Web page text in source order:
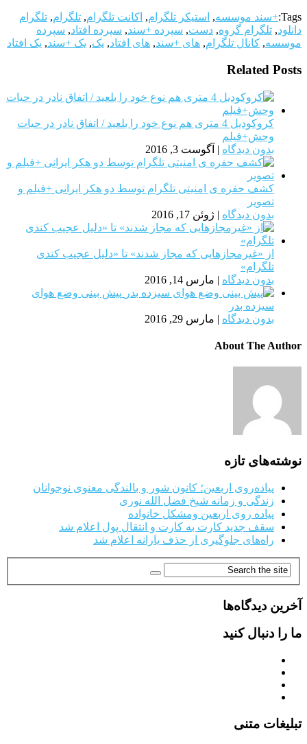
Tags: +سند موسسه, استیکر تلگرام, اکانت تلگرام, تلگرام, تلگرام
دانلود, تلگرام گروه, دست, سپرده +سند, سپرده افتاد, سپرده
موسسه, کانال تلگرام, های +سند, های افتاد, یک, یک +سند, یک افتاد
Related Posts
کروکودیل 4 متری هم نوع خود را بلعید / اتفاق نادر در حیات
وحش+فیلم
بدون دیدگاه | آگوست 3, 2016
کشف حفره ی امنیتی تلگرام توسط دو هکر ایرانی +فیلم و
تصویر
بدون دیدگاه | ژوئن 17, 2016
از «غیرمجازهایی که مجاز شدند» تا «دلیل عجیب کندی
تلگرام»
بدون دیدگاه | مارس 14, 2016
پیش بینی وضع هوای
سیزده بدر
بدون دیدگاه | مارس 29, 2016
About The Author
نوشته‌های تازه
پیاده‌روی اربعین؛ کانون شور و بالندگی معنوی نوجوانان
زندگی و زمانه شیخ فضل الله نوری
پیاده روی اربعین ومشکل خانواده
سقف جدید کارت به کارت و انتقال پول اعلام شد
راه‌های جلوگیری از حذف یارانه اعلام شد
آخرین دیدگاه‌ها
ما را دنبال کنید
تبلیغات متنی